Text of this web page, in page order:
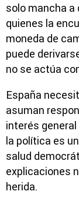
solo mancha a
quienes la
moneda de
puede
no se actúa
España
asuman
interés
la política es
salud
explicaciones
herida.